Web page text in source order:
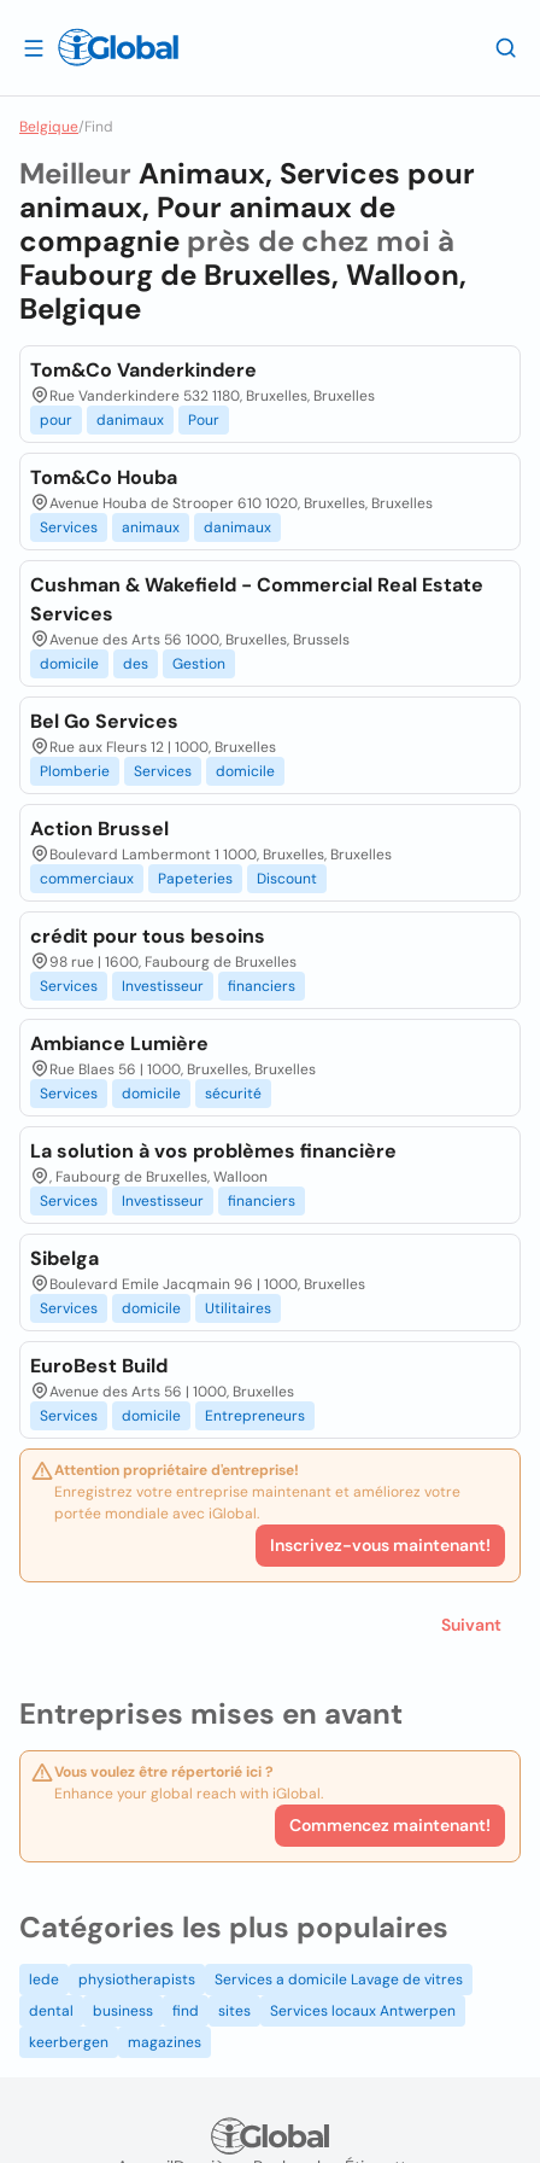
Belgique/Find
Entreprises mises en avant
Vous voulez être répertorié ici ?
Enhance your global reach with iGlobal.
Commencez maintenant!
Meilleur Animaux, Services pour
animaux, Pour animaux de
compagnie près de chez moi à
Faubourg de Bruxelles, Walloon,
Belgique
Tom&Co Vanderkindere
Rue Vanderkindere 532 1180, Bruxelles, Bruxelles
pour
danimaux Pour
Tom&Co Houba
Avenue Houba de Strooper 610 1020, Bruxelles, Bruxelles
Services
animaux danimaux
Cushman & Wakefield - Commercial Real Estate
Services
Avenue des Arts 56 1000, Bruxelles, Brussels
domicile
des Gestion
Bel Go Services
Rue aux Fleurs 12 | 1000, Bruxelles
Plomberie
Services domicile
Action Brussel
Boulevard Lambermont 1 1000, Bruxelles, Bruxelles
commerciaux
Papeteries Discount
crédit pour tous besoins
98 rue | 1600, Faubourg de Bruxelles
Services
Investisseur financiers
Ambiance Lumière
Rue Blaes 56 | 1000, Bruxelles, Bruxelles
Services
domicile sécurité
La solution à vos problèmes financière
, Faubourg de Bruxelles, Walloon
Services
Investisseur financiers
Sibelga
Boulevard Emile Jacqmain 96 | 1000, Bruxelles
Services
domicile Utilitaires
EuroBest Build
Avenue des Arts 56 | 1000, Bruxelles
Services
domicile Entrepreneurs
Attention propriétaire d'entreprise!
Enregistrez votre entreprise maintenant et améliorez votre
portée mondiale avec iGlobal.
Inscrivez-vous maintenant!
Suivant
Catégories les plus populaires
lede physiotherapists
Services a domicile Lavage de vitres
dental
business find sites
Services locaux Antwerpen
keerbergen
magazines